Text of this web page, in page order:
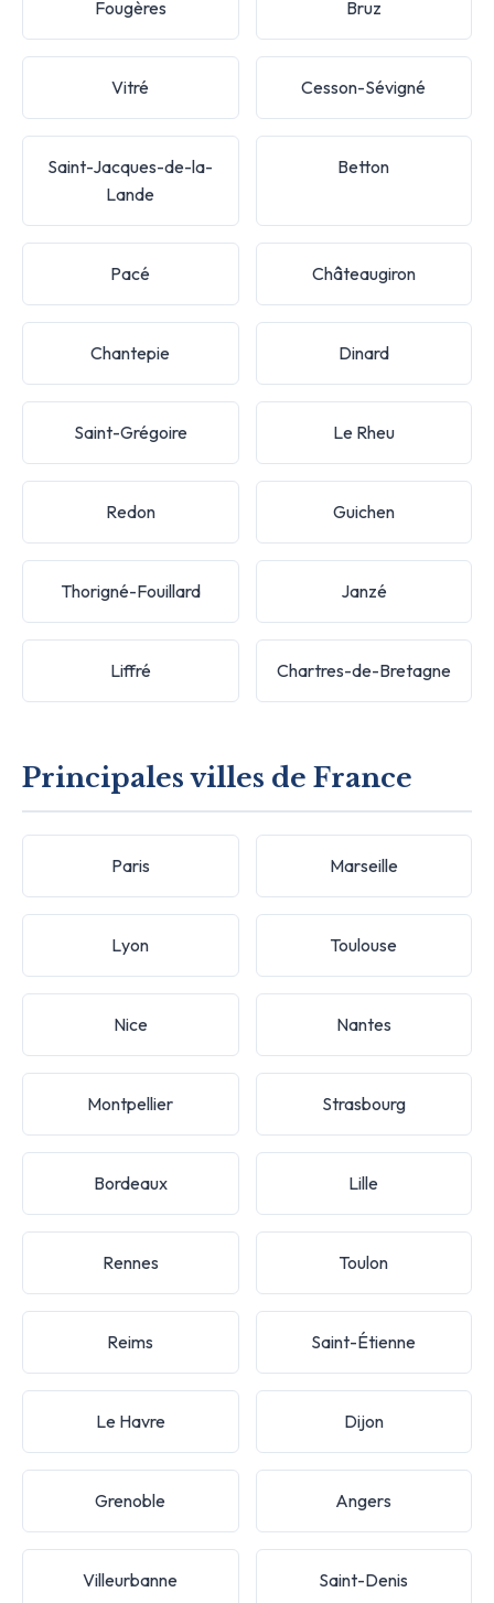
Fougères Bruz
Vitré Cesson-Sévigné
Saint-Jacques-de-la-
Lande
Betton
Pacé Châteaugiron
Chantepie Dinard
Saint-Grégoire Le Rheu
Redon Guichen
Thorigné-Fouillard Janzé
Liffré Chartres-de-Bretagne
Principales villes de France
Paris Marseille
Lyon Toulouse
Nice Nantes
Montpellier Strasbourg
Bordeaux Lille
Rennes Toulon
Reims Saint-Étienne
Le Havre Dijon
Grenoble Angers
Villeurbanne Saint-Denis